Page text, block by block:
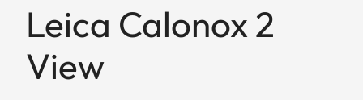
Leica Calonox 2
View